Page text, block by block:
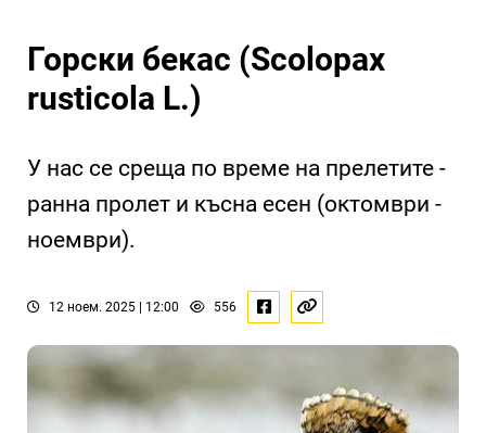
Горски бекас (Scolopax
rusticola L.)
У нас се среща по време на прелетите -
ранна пролет и късна есен (октомври -
ноември).
12 ноем. 2025 | 12:00 556